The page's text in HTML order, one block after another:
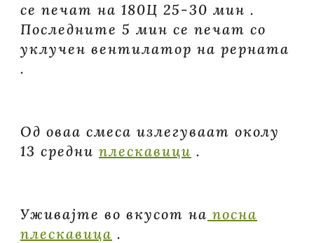
се печат на 180Ц 25-30 мин .
Последните 5 мин се печат со
уклучен вентилатор на рерната
.
Од оваа смеса излегуваат околу
13 средни плескавици .
Уживајте во вкусот на посна
плескавица .